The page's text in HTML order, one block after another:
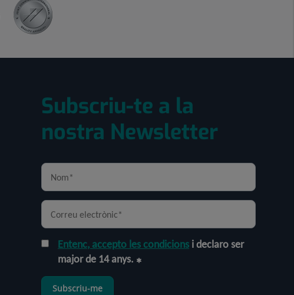
Subscriu-te a la
nostra Newsletter
Entenc, accepto les condicions i declaro ser
major de 14 anys.
Subscriu-me